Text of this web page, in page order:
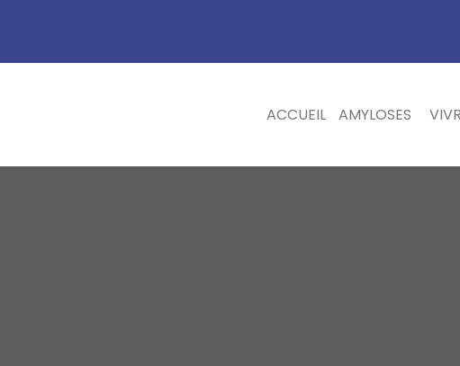
ACCUEIL AMYLOSES